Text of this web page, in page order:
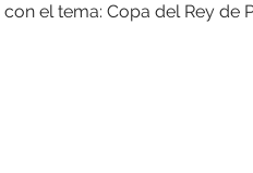
el tema: Copa del Rey de